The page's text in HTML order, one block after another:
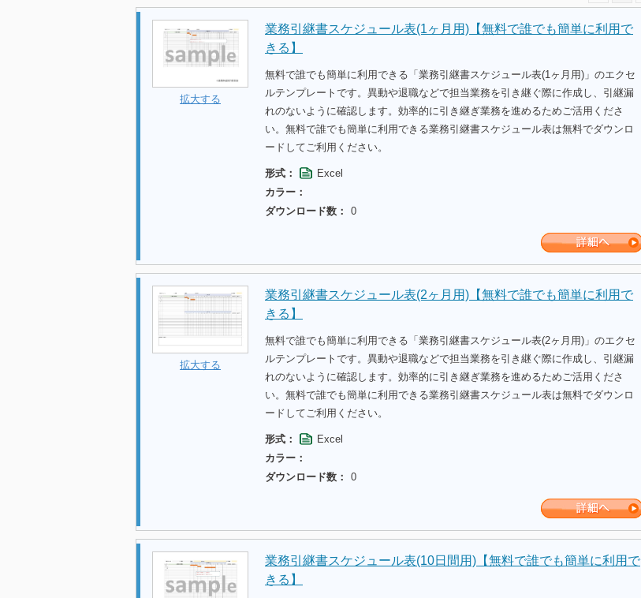
拡大する
業務引継書スケジュール表(1ヶ月用)【無料で誰でも簡単に利用で
きる】
無料で誰でも簡単に利用できる「業務引継書スケジュール表(1ヶ月用)」のエクセ
ルテンプレートです。異動や退職などで担当業務を引き継ぐ際に作成し、引継漏
れのないように確認します。効率的に引き継ぎ業務を進めるためご活用くださ
い。無料で誰でも簡単に利用できる業務引継書スケジュール表は無料でダウンロ
ードしてご利用ください。
形式：
Excel
カラー：
ダウンロード数：
0
拡大する
業務引継書スケジュール表(2ヶ月用)【無料で誰でも簡単に利用で
きる】
無料で誰でも簡単に利用できる「業務引継書スケジュール表(2ヶ月用)」のエクセ
ルテンプレートです。異動や退職などで担当業務を引き継ぐ際に作成し、引継漏
れのないように確認します。効率的に引き継ぎ業務を進めるためご活用くださ
い。無料で誰でも簡単に利用できる業務引継書スケジュール表は無料でダウンロ
ードしてご利用ください。
形式：
Excel
カラー：
ダウンロード数：
0
業務引継書スケジュール表(10日間用)【無料で誰でも簡単に利用で
きる】